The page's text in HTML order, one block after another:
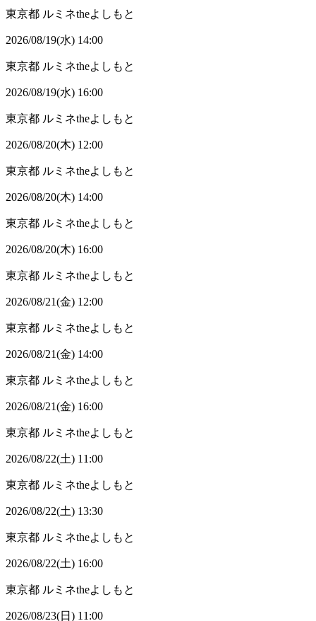
東京都 ルミネtheよしもと
2026/08/19(水) 14:00
東京都 ルミネtheよしもと
2026/08/19(水) 16:00
東京都 ルミネtheよしもと
2026/08/20(木) 12:00
東京都 ルミネtheよしもと
2026/08/20(木) 14:00
東京都 ルミネtheよしもと
2026/08/20(木) 16:00
東京都 ルミネtheよしもと
2026/08/21(金) 12:00
東京都 ルミネtheよしもと
2026/08/21(金) 14:00
東京都 ルミネtheよしもと
2026/08/21(金) 16:00
東京都 ルミネtheよしもと
2026/08/22(土) 11:00
東京都 ルミネtheよしもと
2026/08/22(土) 13:30
東京都 ルミネtheよしもと
2026/08/22(土) 16:00
東京都 ルミネtheよしもと
2026/08/23(日) 11:00